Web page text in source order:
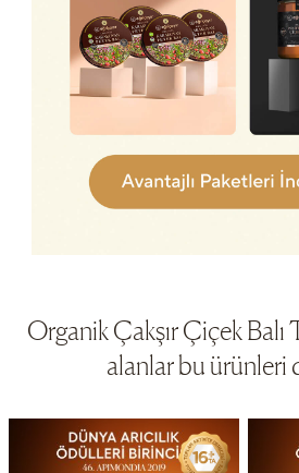
Organik Çakşır Çiçek Balı
alanlar bu ürünleri